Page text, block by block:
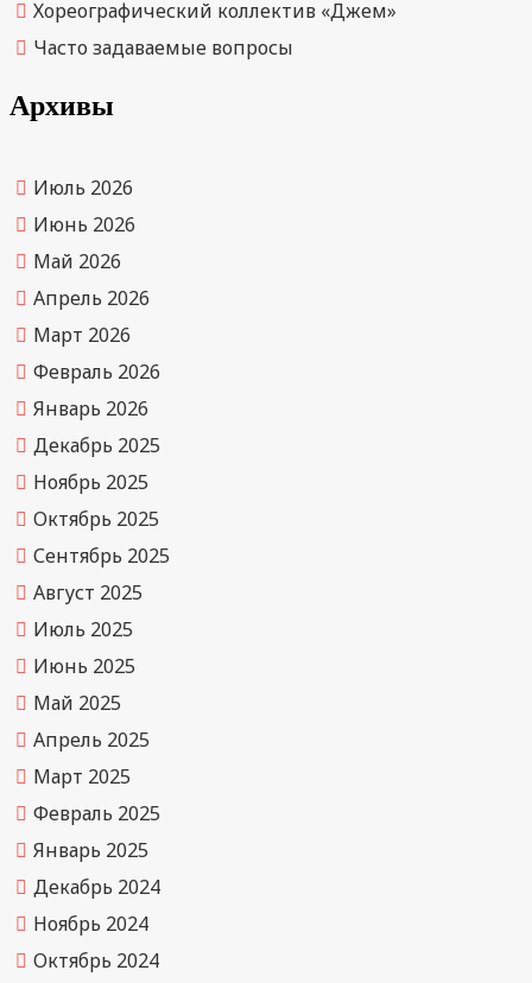
Хореографический коллектив «Джем»
Часто задаваемые вопросы
Архивы
Июль 2026
Июнь 2026
Май 2026
Апрель 2026
Март 2026
Февраль 2026
Январь 2026
Декабрь 2025
Ноябрь 2025
Октябрь 2025
Сентябрь 2025
Август 2025
Июль 2025
Июнь 2025
Май 2025
Апрель 2025
Март 2025
Февраль 2025
Январь 2025
Декабрь 2024
Ноябрь 2024
Октябрь 2024